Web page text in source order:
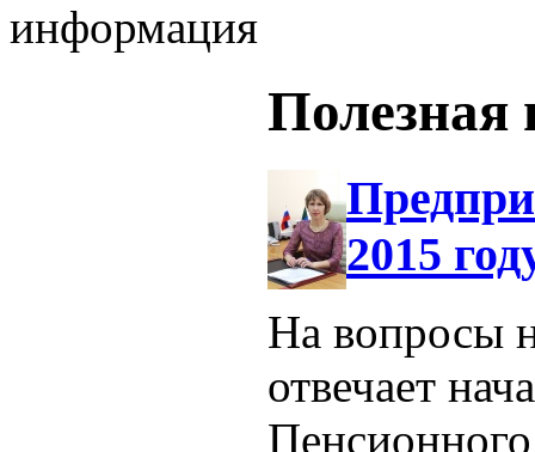
информация
2015
На вопросы
отвечает